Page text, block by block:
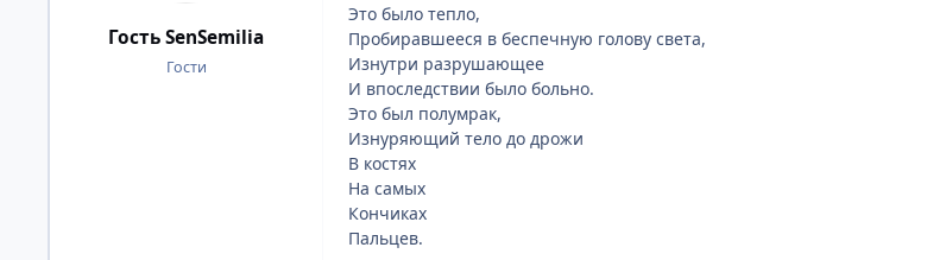
Гость SenSemilia
Гости
Это было тепло,
Пробиравшееся в беспечную голову света,
Изнутри разрушающее
И впоследствии было больно.
Это был полумрак,
Изнуряющий тело до дрожи
В костях
На самых
Кончиках
Пальцев.